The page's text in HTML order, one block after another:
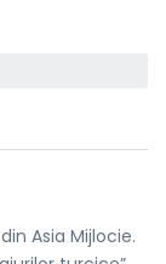
Asia Mijlocie.